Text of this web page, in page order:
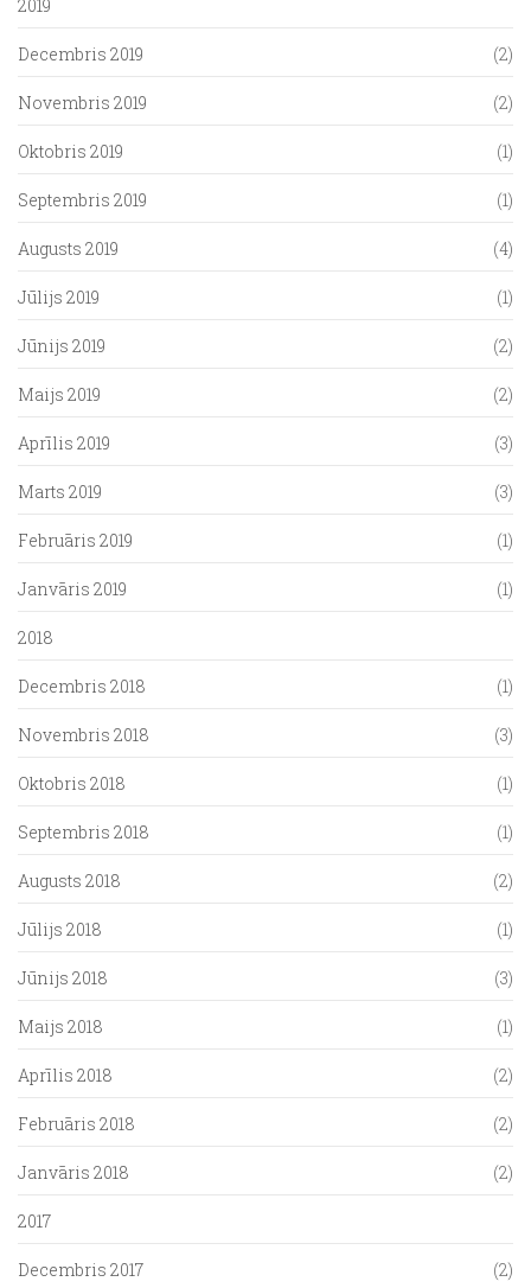
2019
Decembris 2019 (2)
Novembris 2019 (2)
Oktobris 2019 (1)
Septembris 2019 (1)
Augusts 2019 (4)
Jūlijs 2019 (1)
Jūnijs 2019 (2)
Maijs 2019 (2)
Aprīlis 2019 (3)
Marts 2019 (3)
Februāris 2019 (1)
Janvāris 2019 (1)
2018
Decembris 2018 (1)
Novembris 2018 (3)
Oktobris 2018 (1)
Septembris 2018 (1)
Augusts 2018 (2)
Jūlijs 2018 (1)
Jūnijs 2018 (3)
Maijs 2018 (1)
Aprīlis 2018 (2)
Februāris 2018 (2)
Janvāris 2018 (2)
2017
Decembris 2017 (2)